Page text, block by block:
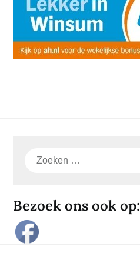
Zoeken
Bezoek ons ook op: